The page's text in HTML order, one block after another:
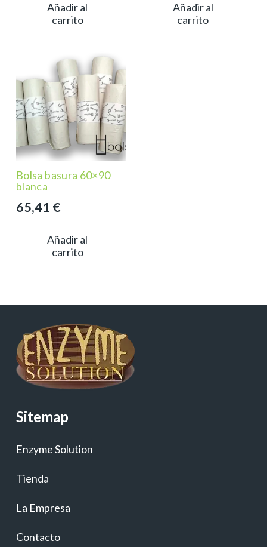
Añadir al
carrito
Añadir al
carrito
Bolsa basura 60×90
blanca
65,41 €
Añadir al
carrito
Sitemap
Enzyme Solution
Tienda
La Empresa
Contacto